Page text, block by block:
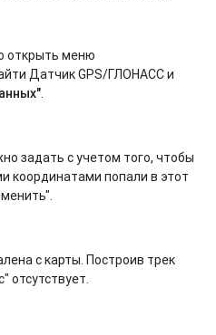
открыть меню
Датчик GPS/ГЛОНАСС и
.
задать с учетом того, чтобы
координатами попали в этот
с карты. Построив трек
отсутствует.